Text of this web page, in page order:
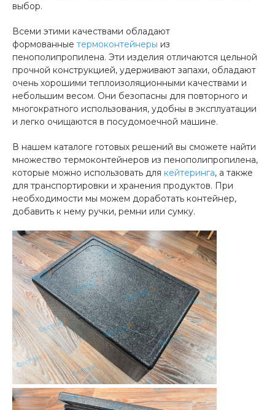
выбор.
Всеми этими качествами обладают
формованные термоконтейнеры из
пенополипропилена. Эти изделия отличаются цельной
прочной конструкцией, удерживают запахи, обладают
очень хорошими теплоизоляционными качествами и
небольшим весом. Они безопасны для повторного и
многократного использования, удобны в эксплуатации
и легко очищаются в посудомоечной машине.
В нашем каталоге готовых решений вы сможете найти
множество термоконтейнеров из пенополипропилена,
которые можно использовать для кейтеринга, а также
для транспортировки и хранения продуктов. При
необходимости мы можем доработать контейнер,
добавить к нему ручки, ремни или сумку.